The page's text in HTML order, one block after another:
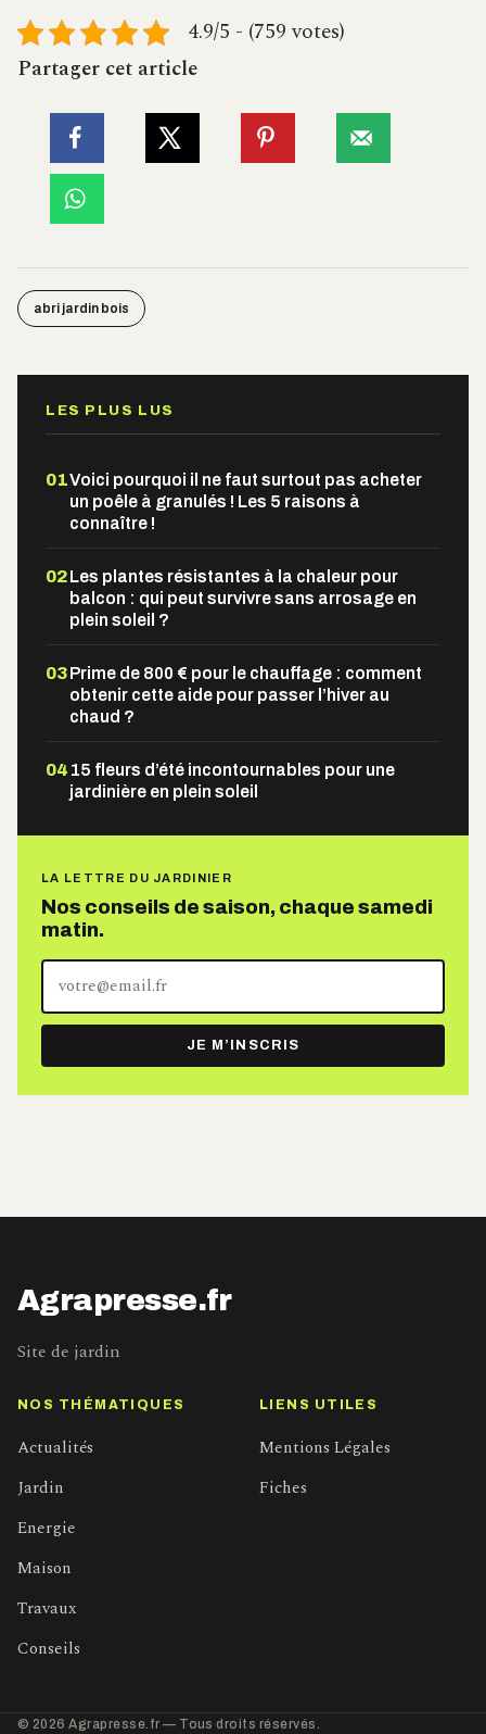
4.9/5 - (759 votes)
Partager cet article
abri jardin bois
LES PLUS LUS
01Voici pourquoi il ne faut surtout pas acheter
un poêle à granulés ! Les 5 raisons à
connaître !
02Les plantes résistantes à la chaleur pour
balcon : qui peut survivre sans arrosage en
plein soleil ?
03Prime de 800 € pour le chauffage : comment
obtenir cette aide pour passer l’hiver au
chaud ?
04 15 fleurs d’été incontournables pour une
jardinière en plein soleil
LA LETTRE DU JARDINIER
Nos conseils de saison, chaque samedi
matin.
Votre
adresse
e-
mail
JE M’INSCRIS
Agrapresse.fr
Site de jardin
NOS THÉMATIQUES
Actualités
Jardin
Energie
Maison
Travaux
Conseils
LIENS UTILES
Mentions Légales
Fiches
© 2026 Agrapresse.fr — Tous droits réservés.